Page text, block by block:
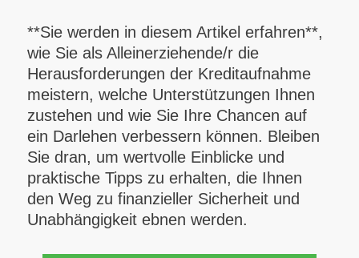
**Sie werden in diesem Artikel erfahren**,
wie Sie als Alleinerziehende/r die
Herausforderungen der Kreditaufnahme
meistern, welche Unterstützungen Ihnen
zustehen und wie Sie Ihre Chancen auf
ein Darlehen verbessern können. Bleiben
Sie dran, um wertvolle Einblicke und
praktische Tipps zu erhalten, die Ihnen
den Weg zu finanzieller Sicherheit und
Unabhängigkeit ebnen werden.